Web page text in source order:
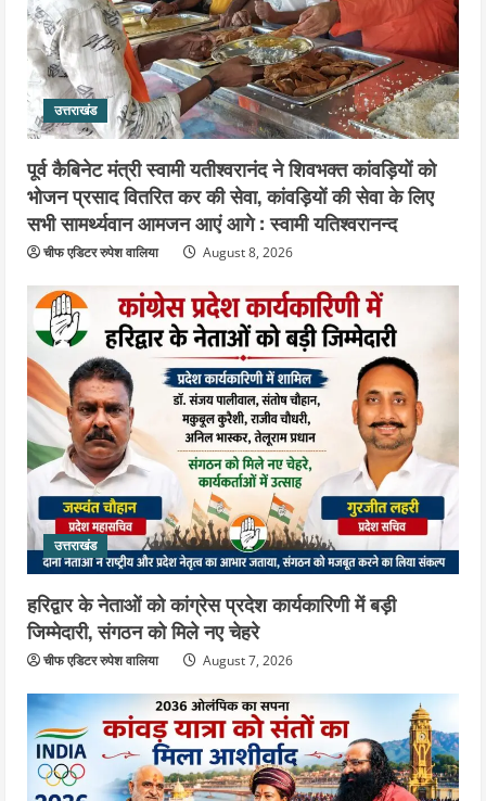
5
दिन चला हाई वोल्टेज ड्रामा, चौकी से अपने
साथ ले गए यति नरसिंहानंद गिरी
August 5, 2026
उत्तराखंड
पूर्व कैबिनेट मंत्री स्वामी यतीश्वरानंद ने शिवभक्त कांवड़ियों को
भोजन प्रसाद वितरित कर की सेवा, कांवड़ियों की सेवा के लिए
सभी सामर्थ्यवान आमजन आएं आगे : स्वामी यतिश्वरानन्द
चीफ एडिटर रुपेश वालिया August 8, 2026
उत्तराखंड
हरिद्वार के नेताओं को कांग्रेस प्रदेश कार्यकारिणी में बड़ी
जिम्मेदारी, संगठन को मिले नए चेहरे
चीफ एडिटर रुपेश वालिया August 7, 2026